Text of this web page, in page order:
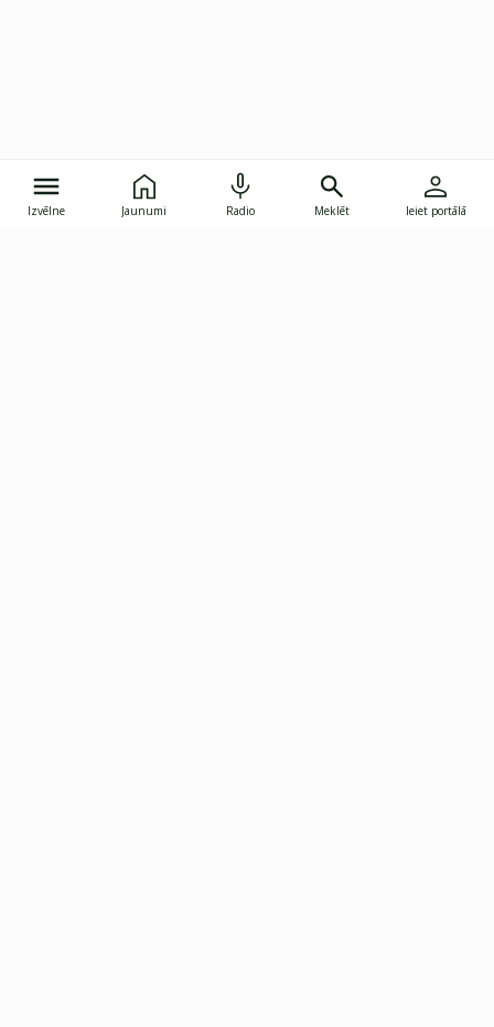
Izvēlne Jaunumi Radio Meklēt Ieiet portālā